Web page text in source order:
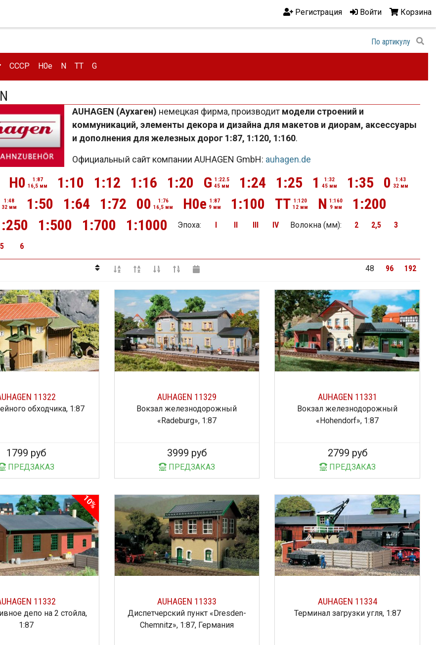
Регистрация Войти Корзина
CCCP H0e N TT G
AUHAGEN (Аухаген) немецкая фирма, производит модели строений и
коммуникаций, элементы декора и дизайна для макетов и диорам, аксессуары
и дополнения для железных дорог 1:87, 1:120, 1:160.
Официальный сайт компании AUHAGEN GmbH: auhagen.de
H0
1:87
16,5 мм
1:10 1:12 1:16 1:20 G 1:22.5
45 мм
1:24 1:25 1
1:32
45 мм
1:35 0
1:43
32 мм
1:48
32 мм
1:50 1:64 1:72 00
1:76
16,5 мм
H0e 1:87
9 мм
1:100 TT 1:120
12 мм
N 1:160
9 мм
1:200
1:500 1:700 1:1000 Эпоха: I II III IV Волокна (мм): 2 2,5 3
5 6
48 96 192
11322
обходчика, 1:87
1799 руб
ПРЕДЗАКАЗ
AUHAGEN 11329
Вокзал железнодорожный
«Radeburg», 1:87
3999 руб
ПРЕДЗАКАЗ
AUHAGEN 11331
Вокзал железнодорожный
«Hohendorf», 1:87
2799 руб
ПРЕДЗАКАЗ
11332
депо на 2 стойла,
1:87
10%
AUHAGEN 11333
Диспетчерский пункт «Dresden-
Chemnitz», 1:87, Германия
AUHAGEN 11334
Терминал загрузки угля, 1:87